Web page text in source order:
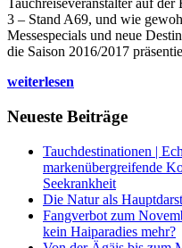
Tauchreiseveranstalter auf
3 – Stand A69, und wie
Messespecials und neue
die Saison 2016/2017
weiterlesen
Neueste Beiträge
Tauchdestinationen |
markenübergreifende
Seekrankheit
Die Natur als
Fangverbot zum
kein Haiparadies mehr?